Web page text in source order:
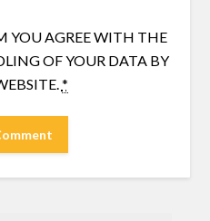
YOU AGREE WITH THE
OF YOUR DATA BY
*